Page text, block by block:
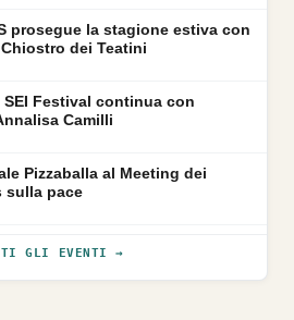
prosegue la stagione estiva con
dei Teatini
Festival continua con
Camilli
Pizzaballa al Meeting dei
sulla pace
GLI EVENTI →